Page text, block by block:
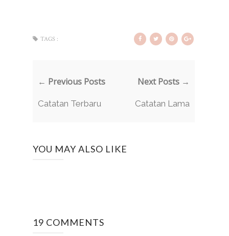
TAGS :
← Previous Posts
Catatan Terbaru
Next Posts →
Catatan Lama
YOU MAY ALSO LIKE
19 COMMENTS